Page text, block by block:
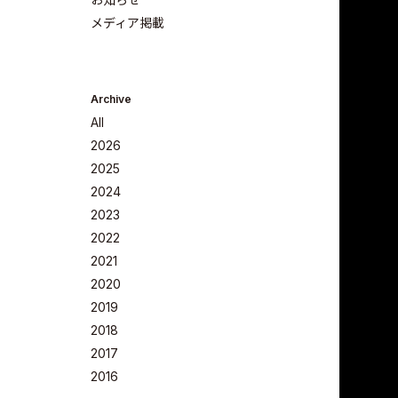
Company
メディア掲載
Archive
All
2026
2025
2024
2023
2022
2021
2020
2019
2018
2017
2016